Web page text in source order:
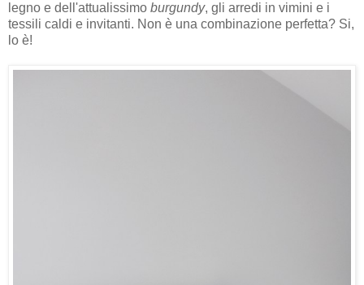
legno e dell'attualissimo burgundy, gli arredi in vimini e i
tessili caldi e invitanti. Non è una combinazione perfetta? Si,
lo è!